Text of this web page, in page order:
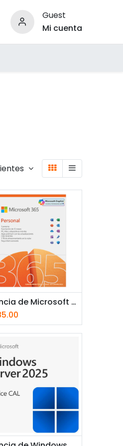
Guest
Mi cuenta
Añadir a la cesta Licencia de Microsoft 365 Personal con IA Copilot ESD 1 Año ***FISICA***